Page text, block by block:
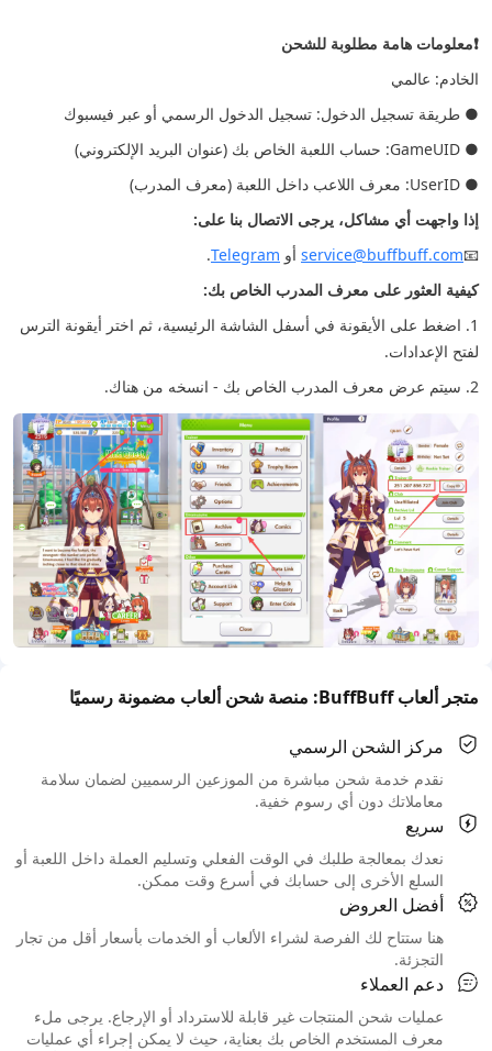
❗معلومات هامة مطلوبة للشحن
الخادم: عالمي
● طريقة تسجيل الدخول: تسجيل الدخول الرسمي أو عبر فيسبوك
● GameUID: حساب اللعبة الخاص بك (عنوان البريد الإلكتروني)
● UserID: معرف اللاعب داخل اللعبة (معرف المدرب)
إذا واجهت أي مشاكل، يرجى الاتصال بنا على:
📧
service@buffbuff.com أو Telegram
.
كيفية العثور على معرف المدرب الخاص بك:
1. اضغط على الأيقونة في أسفل الشاشة الرئيسية، ثم اختر أيقونة الترس
لفتح الإعدادات.
2. سيتم عرض معرف المدرب الخاص بك - انسخه من هناك.
متجر ألعاب BuffBuff: منصة شحن ألعاب مضمونة رسميًا
مركز الشحن الرسمي
نقدم خدمة شحن مباشرة من الموزعين الرسميين لضمان سلامة
معاملاتك دون أي رسوم خفية.
سريع
نعدك بمعالجة طلبك في الوقت الفعلي وتسليم العملة داخل اللعبة أو
السلع الأخرى إلى حسابك في أسرع وقت ممكن.
أفضل العروض
هنا ستتاح لك الفرصة لشراء الألعاب أو الخدمات بأسعار أقل من تجار
التجزئة.
دعم العملاء
عمليات شحن المنتجات غير قابلة للاسترداد أو الإرجاع. يرجى ملء
معرف المستخدم الخاص بك بعناية، حيث لا يمكن إجراء أي عمليات